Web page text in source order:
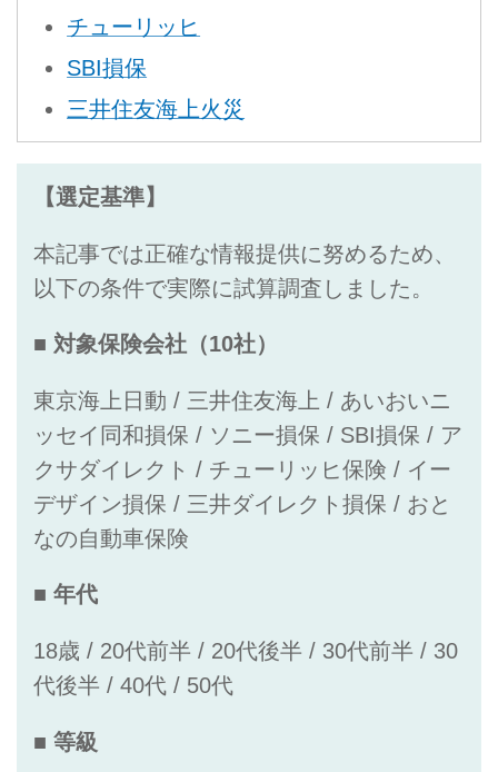
チューリッヒ
SBI損保
三井住友海上火災
【選定基準】
本記事では正確な情報提供に努めるため、
以下の条件で実際に試算調査しました。
■ 対象保険会社（10社）
東京海上日動 / 三井住友海上 / あいおいニ
ッセイ同和損保 / ソニー損保 / SBI損保 / ア
クサダイレクト / チューリッヒ保険 / イー
デザイン損保 / 三井ダイレクト損保 / おと
なの自動車保険
■ 年代
18歳 / 20代前半 / 20代後半 / 30代前半 / 30
代後半 / 40代 / 50代
■ 等級